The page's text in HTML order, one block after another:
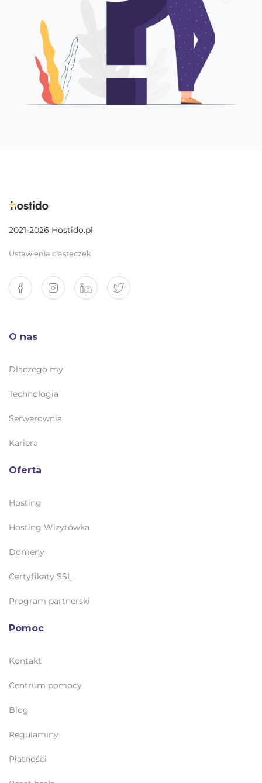
2021-2026 Hostido.pl
Ustawienia ciasteczek
O nas
Dlaczego my
Technologia
Serwerownia
Kariera
Oferta
Hosting
Hosting Wizytówka
Domeny
Certyfikaty SSL
Program partnerski
Pomoc
Kontakt
Centrum pomocy
Blog
Regulaminy
Płatności